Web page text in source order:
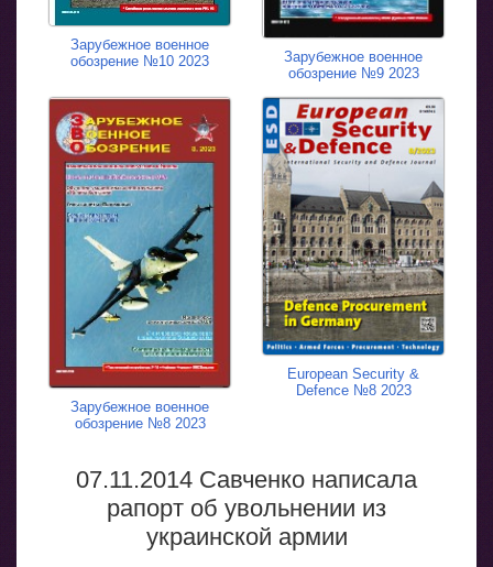
Зарубежное военное
обозрение №10 2023
Зарубежное военное
обозрение №9 2023
Зарубежное военное
обозрение №8 2023
European Security &
Defence №8 2023
07.11.2014 Савченко написала
рапорт об увольнении из
украинской армии